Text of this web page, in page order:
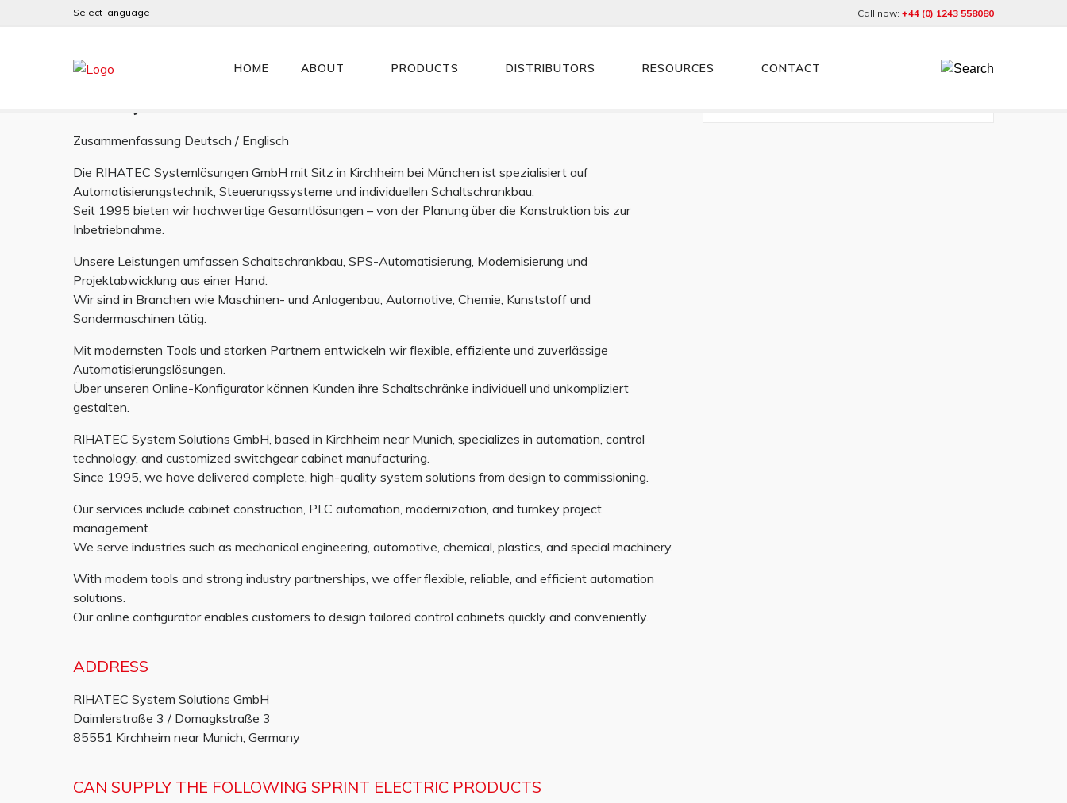
Select language Call now: +44 (0) 1243 558080
HOME ABOUT PRODUCTS DISTRIBUTORS RESOURCES CONTACT
RIHATEC System Solutions GmbH
Zusammenfassung Deutsch / Englisch
Die RIHATEC Systemlösungen GmbH mit Sitz in Kirchheim bei München ist spezialisiert auf
Automatisierungstechnik, Steuerungssysteme und individuellen Schaltschrankbau.
Seit 1995 bieten wir hochwertige Gesamtlösungen – von der Planung über die Konstruktion bis zur
Inbetriebnahme.
Unsere Leistungen umfassen Schaltschrankbau, SPS-Automatisierung, Modernisierung und
Projektabwicklung aus einer Hand.
Wir sind in Branchen wie Maschinen- und Anlagenbau, Automotive, Chemie, Kunststoff und
Sondermaschinen tätig.
Mit modernsten Tools und starken Partnern entwickeln wir flexible, effiziente und zuverlässige
Automatisierungslösungen.
Über unseren Online-Konfigurator können Kunden ihre Schaltschränke individuell und unkompliziert
gestalten.
RIHATEC System Solutions GmbH, based in Kirchheim near Munich, specializes in automation, control
technology, and customized switchgear cabinet manufacturing.
Since 1995, we have delivered complete, high-quality system solutions from design to commissioning.
Our services include cabinet construction, PLC automation, modernization, and turnkey project
management.
We serve industries such as mechanical engineering, automotive, chemical, plastics, and special machinery.
With modern tools and strong industry partnerships, we offer flexible, reliable, and efficient automation
solutions.
Our online configurator enables customers to design tailored control cabinets quickly and conveniently.
ADDRESS
RIHATEC System Solutions GmbH
Daimlerstraße 3 / Domagkstraße 3
85551 Kirchheim near Munich, Germany
CAN SUPPLY THE FOLLOWING SPRINT ELECTRIC PRODUCTS